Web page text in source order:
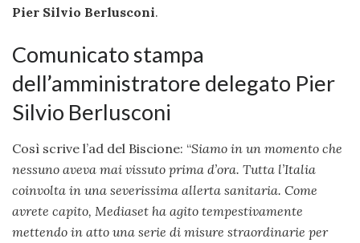
Pier Silvio Berlusconi.
Comunicato stampa
dell’amministratore delegato Pier
Silvio Berlusconi
Così scrive l’ad del Biscione: “Siamo in un momento che
nessuno aveva mai vissuto prima d’ora. Tutta l’Italia
coinvolta in una severissima allerta sanitaria. Come
avrete capito, Mediaset ha agito tempestivamente
mettendo in atto una serie di misure straordinarie per